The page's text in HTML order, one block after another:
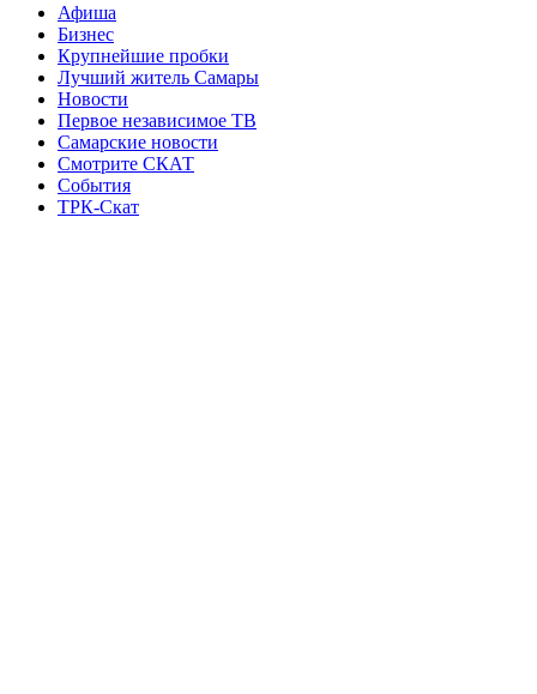
Афиша
Бизнес
Крупнейшие пробки
Лучший житель Самары
Новости
Первое независимое ТВ
Самарские новости
Смотрите СКАТ
События
ТРК-Скат